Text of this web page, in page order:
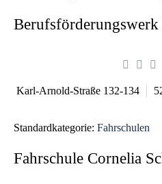
Berufsförderungswerk
Karl-Arnold-Straße 132-134
Standardkategorie: Fahrschulen
Fahrschule Cornelia